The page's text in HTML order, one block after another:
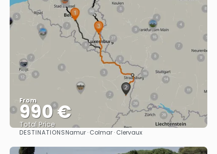
From
990 €
Total Price
See
DESTINATIONSNamur · Colmar · Clervaux